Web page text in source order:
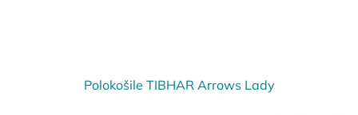
Polokošile TIBHAR Arrows Lady